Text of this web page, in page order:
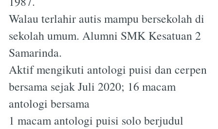
Walau terlahir autis mampu bersekolah di
sekolah umum. Alumni SMK Kesatuan 2
Samarinda.
Aktif mengikuti antologi puisi dan cerpen
bersama sejak Juli 2020; 16 macam
antologi bersama
1 macam antologi puisi solo berjudul